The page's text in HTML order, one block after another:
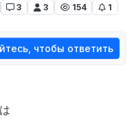
3 3 154 1
чтобы ответить